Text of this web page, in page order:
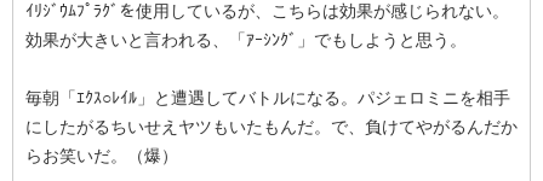
ｲﾘｼﾞｳﾑﾌﾟﾗｸﾞを使用しているが、こちらは効果が感じられない。
効果が大きいと言われる、「ｱｰｼﾝｸﾞ」でもしようと思う。
毎朝「ｴｸｽ○ﾚｲﾙ」と遭遇してバトルになる。パジェロミニを相手
にしたがるちいせえヤツもいたもんだ。で、負けてやがるんだか
らお笑いだ。（爆）